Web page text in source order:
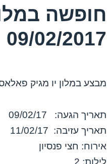
חופשה
09/02/2017
מבצע במלון יו מגיק
תאריך הגעה: 09/02/17
תאריך עזיבה: 11/02/17
אירוח: חצי פנסיון
לילות: 2